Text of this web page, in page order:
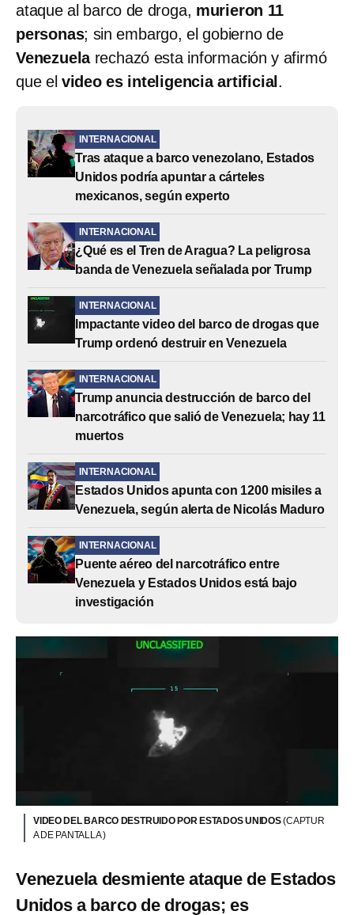
ataque al barco de droga, murieron 11
personas; sin embargo, el gobierno de
Venezuela rechazó esta información y afirmó
que el video es inteligencia artificial .
INTERNACIONAL
Tras ataque a barco venezolano, Estados
Unidos podría apuntar a cárteles
mexicanos, según experto
INTERNACIONAL
¿Qué es el Tren de Aragua? La peligrosa
banda de Venezuela señalada por Trump
INTERNACIONAL
Impactante video del barco de drogas que
Trump ordenó destruir en Venezuela
INTERNACIONAL
Trump anuncia destrucción de barco del
narcotráfico que salió de Venezuela; hay 11
muertos
INTERNACIONAL
Estados Unidos apunta con 1200 misiles a
Venezuela, según alerta de Nicolás Maduro
INTERNACIONAL
Puente aéreo del narcotráfico entre
Venezuela y Estados Unidos está bajo
investigación
VIDEO DEL BARCO DESTRUIDO POR ESTADOS UNIDOS(CAPTUR
A DE PANTALLA )
Venezuela desmiente ataque de Estados
Unidos a barco de drogas; es